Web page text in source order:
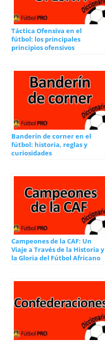
Táctica Ofensiva en el
fútbol: los principales
principios ofensivos
Banderín de corner en el
fútbol: historia, reglas y
curiosidades
Campeones de la CAF: Un
Viaje a Través de la Historia y
la Gloria del Fútbol Africano